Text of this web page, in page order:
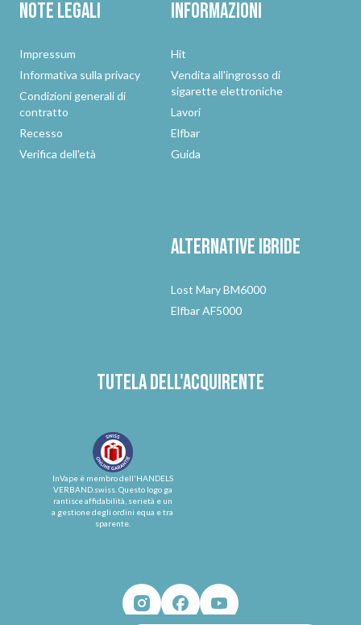
Note legali
Impressum
Informativa sulla privacy
Condizioni generali di
contratto
Recesso
Verifica dell'età
Informazioni
Hit
Vendita all'ingrosso di
sigarette elettroniche
Lavori
Elfbar
Guida
Alternativeibride
Lost Mary BM6000
Elfbar AF5000
Tutela dell'acquirente
InVape è membro dell'HANDELS
VERBAND.swiss. Questo logo ga
rantisce affidabilità, serietà e un
a gestione degli ordini equa e tra
sparente.